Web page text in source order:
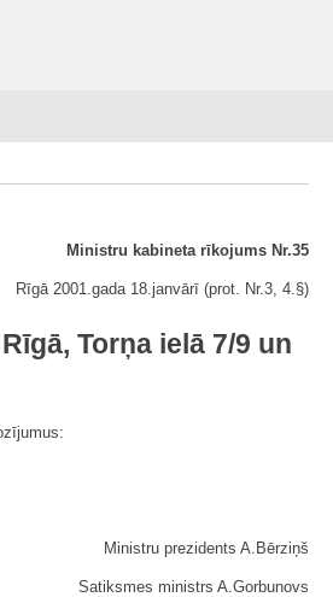
Ministru kabineta rīkojums Nr.35
Rīgā 2001.gada 18.janvārī (prot. Nr.3, 4.§)
Torņa ielā 7/9 un
Ministru prezidents A.Bērziņš
Satiksmes ministrs A.Gorbunovs